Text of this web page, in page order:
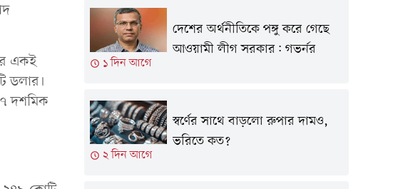
একই
ডলার।
দশমিক
১ দিন আগে
দেশের অর্থনীতিকে পঙ্গু করে গেছে
আওয়ামী লীগ সরকার: গভর্নর
২ দিন আগে
স্বর্ণের সাথে বাড়লো রুপার দামও,
ভরিতে কত?